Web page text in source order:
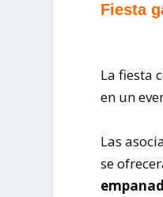
Fiesta
La fiesta
en un
Las
se